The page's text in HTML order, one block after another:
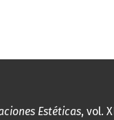
Estéticas, vol.